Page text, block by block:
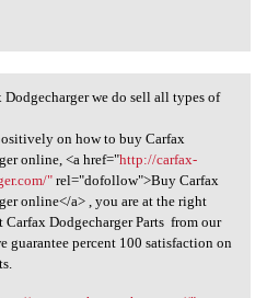
Dodgecharger we
Dodgecharger we do sell all types of
on how to buy Carfax
online, <a href="http://carfax-
"rel="dofollow">Buy Carfax
online</a> , you are at the right
Carfax Dodgecharger Parts from our
guarantee percent 100 satisfaction on